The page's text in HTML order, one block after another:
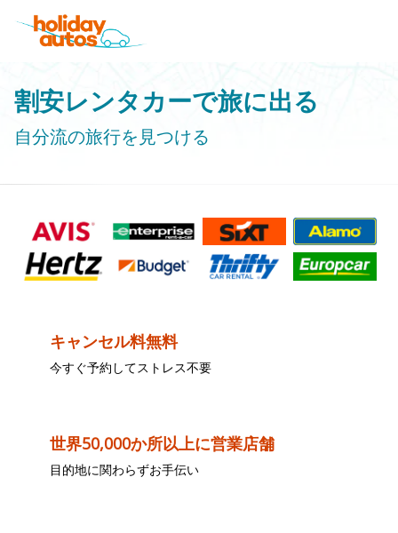
割安レンタカーで旅に出る
自分流の旅行を見つける
キャンセル料無料
今すぐ予約してストレス不要
世界50,000か所以上に営業店舗
目的地に関わらずお手伝い